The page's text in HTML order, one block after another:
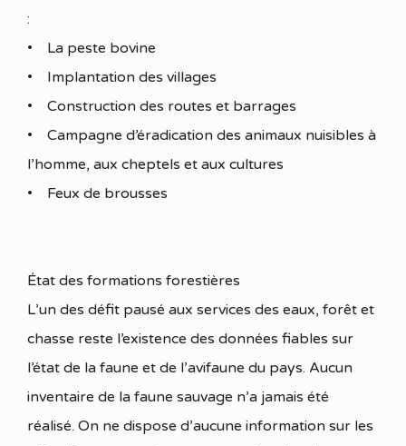
:
• La peste bovine
• Implantation des villages
• Construction des routes et barrages
• Campagne d’éradication des animaux nuisibles à
l’homme, aux cheptels et aux cultures
• Feux de brousses
État des formations forestières
L’un des défit pausé aux services des eaux, forêt et
chasse reste l’existence des données fiables sur
l’état de la faune et de l’avifaune du pays. Aucun
inventaire de la faune sauvage n’a jamais été
réalisé. On ne dispose d’aucune information sur les